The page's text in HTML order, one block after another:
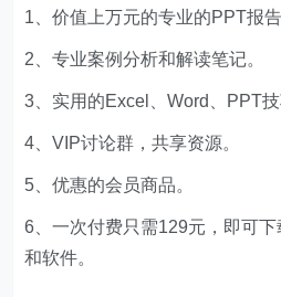
1、价值上万元的专业的PPT报告
2、专业案例分析和解读笔记。
3、实用的Excel、Word、PPT技
4、VIP讨论群，共享资源。
5、优惠的会员商品。
6、一次付费只需129元，即可
和软件。